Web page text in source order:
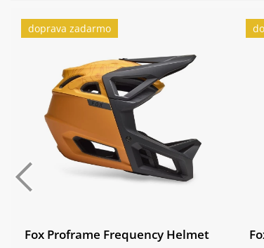
doprava zadarmo
Fox Proframe Frequency Helmet